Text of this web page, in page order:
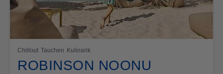
Chillout Tauchen Kulinarik
ROBINSON NOONU